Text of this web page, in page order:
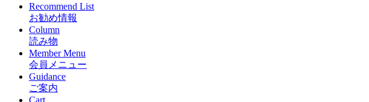
Recommend List
お勧め情報
Column
読み物
Member Menu
会員メニュー
Guidance
ご案内
Cart